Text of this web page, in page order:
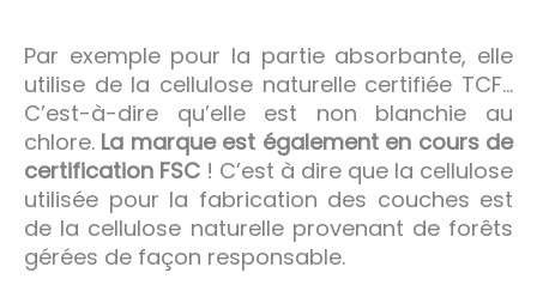
Par exemple pour la partie absorbante, elle
utilise de la cellulose naturelle certifiée TCF…
C’est-à-dire qu’elle est non blanchie au
chlore. La marque est également en cours de
certification FSC ! C’est à dire que la cellulose
utilisée pour la fabrication des couches est
de la cellulose naturelle provenant de forêts
gérées de façon responsable.